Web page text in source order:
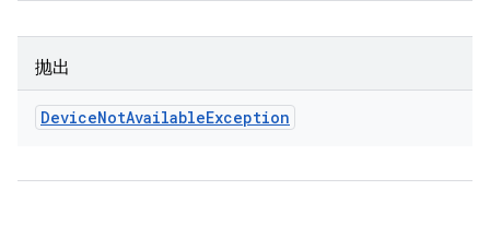
抛出
DeviceNotAvailableException